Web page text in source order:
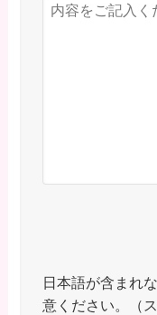
日本語が含まれ
意ください。（ス